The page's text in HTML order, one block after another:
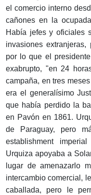
el comercio interno
cañones en la
Había jefes y oficiales
invasiones
por lo que el
exabrupto, "en 24
campaña, en tres
era el generalísimo
que había perdido la
en Pavón en 1861.
de Paraguay, pero
establishment
Urquiza apoyaba a
lugar de amenazarlo
intercambio comercial,
caballada, pero le